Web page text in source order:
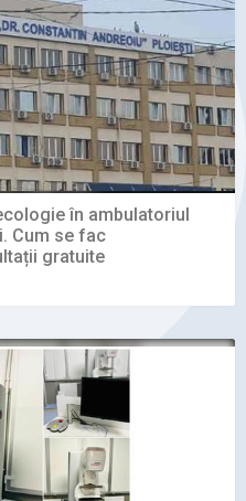
în ambulatoriul
Cum se fac
gratuite